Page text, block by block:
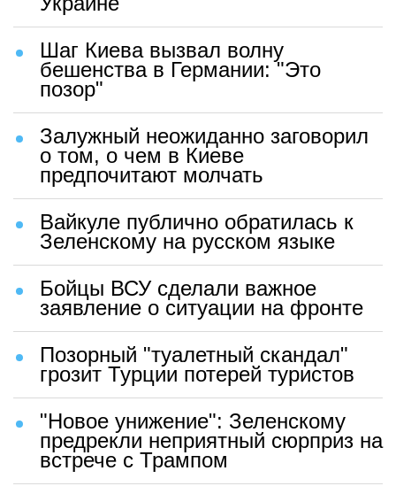
Шаг Киева вызвал волну
бешенства в Германии: "Это
позор"
Залужный неожиданно заговорил
о том, о чем в Киеве
предпочитают молчать
Вайкуле публично обратилась к
Зеленскому на русском языке
Бойцы ВСУ сделали важное
заявление о ситуации на фронте
Позорный "туалетный скандал"
грозит Турции потерей туристов
"Новое унижение": Зеленскому
предрекли неприятный сюрприз на
встрече с Трампом